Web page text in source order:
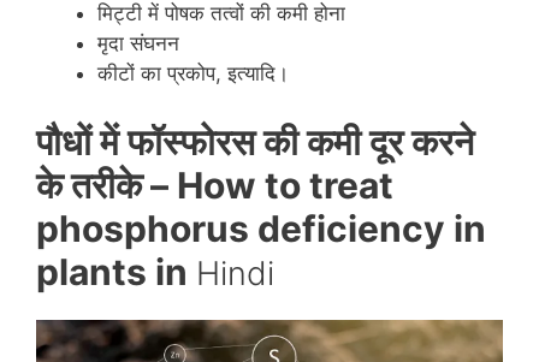
मिट्टी में पोषक तत्वों की कमी होना
मृदा संघनन
कीटों का प्रकोप, इत्यादि।
पौधों में फॉस्फोरस की कमी दूर करने
के तरीके– How to treat
phosphorus deficiency in
plants in Hindi